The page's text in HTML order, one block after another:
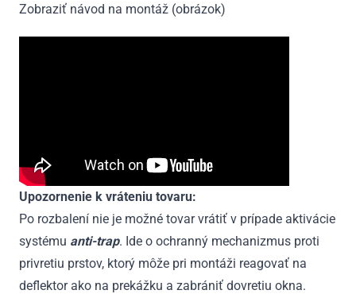
Zobraziť návod na montáž (obrázok)
Upozornenie k vráteniu tovaru:
Po rozbalení nie je možné tovar vrátiť v prípade aktivácie
systému anti-trap. Ide o ochranný mechanizmus proti
privretiu prstov, ktorý môže pri montáži reagovať na
deflektor ako na prekážku a zabrániť dovretiu okna.